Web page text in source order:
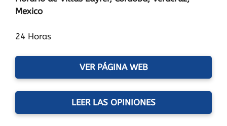
Mexico
24 Horas
VER PÁGINA WEB
LEER LAS OPINIONES